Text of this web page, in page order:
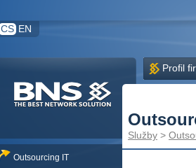
CS EN
Profil
Služby >
Outsourcing IT